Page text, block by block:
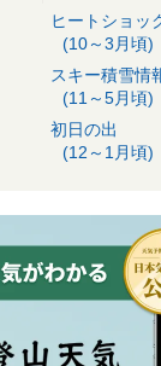
ヒートショッ
(10～3月頃)
スキー積雪情
(11～5月頃)
初日の出
(12～1月頃)